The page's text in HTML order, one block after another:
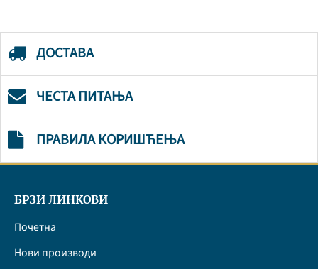
ДОСТАВА
ЧЕСТА ПИТАЊА
ПРАВИЛА КОРИШЋЕЊА
БРЗИ ЛИНКОВИ
Почетна
Нови производи